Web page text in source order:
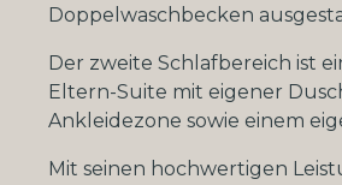
Doppelwaschbecken
Der zweite Schlafbereich ist
Eltern-Suite mit eigener
Ankleidezone sowie einem
Mit seinen hochwertigen